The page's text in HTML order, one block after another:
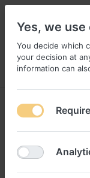
Menu Log
acheter
Yes, we use
You decide which
your decision at
information can